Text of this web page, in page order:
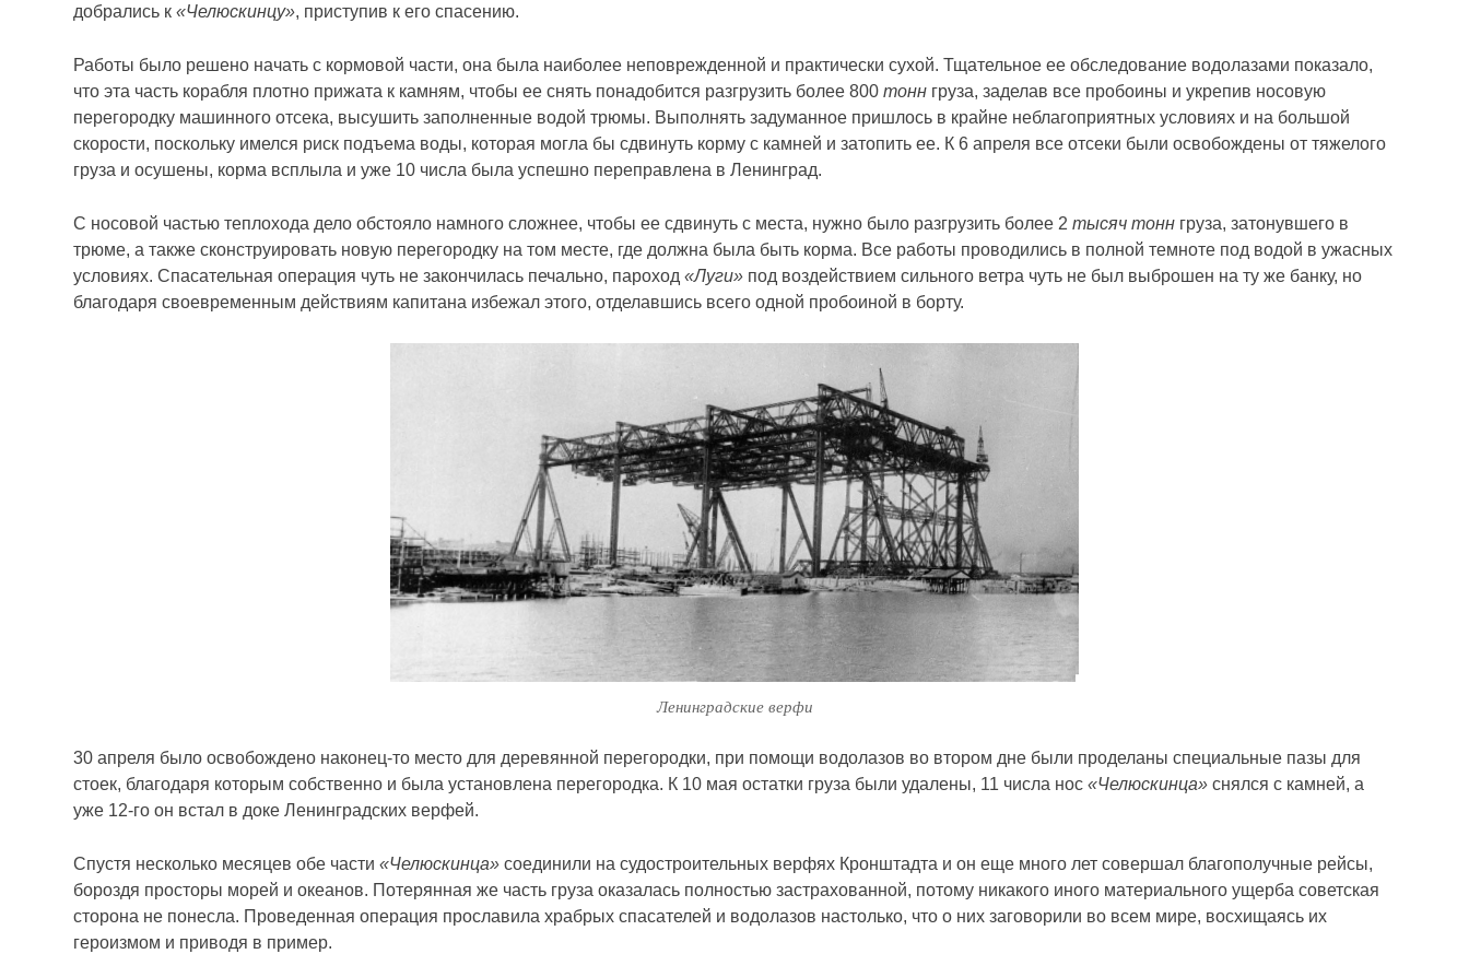
добрались к«Челюскинцу», приступив к его спасению.
Работы было решено начать с кормовой части, она была наиболее неповрежденной и практически сухой. Тщательное ее обследование водолазами показало,
что эта часть корабля плотно прижата к камням, чтобы ее снять понадобится разгрузить более 800тонн груза, заделав все пробоины и укрепив носовую
перегородку машинного отсека, высушить заполненные водой трюмы. Выполнять задуманное пришлось в крайне неблагоприятных условиях и на большой
скорости, поскольку имелся риск подъема воды, которая могла бы сдвинуть корму с камней и затопить ее. К 6 апреля все отсеки были освобождены от тяжелого
груза и осушены, корма всплыла и уже 10 числа была успешно переправлена в Ленинград.
С носовой частью теплохода дело обстояло намного сложнее, чтобы ее сдвинуть с места, нужно было разгрузить более 2тысяч тонн груза, затонувшего в
трюме, а также сконструировать новую перегородку на том месте, где должна была быть корма. Все работы проводились в полной темноте под водой в ужасных
условиях. Спасательная операция чуть не закончилась печально, пароход«Луги» под воздействием сильного ветра чуть не был выброшен на ту же банку, но
благодаря своевременным действиям капитана избежал этого, отделавшись всего одной пробоиной в борту.
Ленинградские верфи
30 апреля было освобождено наконец-то место для деревянной перегородки, при помощи водолазов во втором дне были проделаны специальные пазы для
стоек, благодаря которым собственно и была установлена перегородка. К 10 мая остатки груза были удалены, 11 числа нос«Челюскинца» снялся с камней, а
уже 12-го он встал в доке Ленинградских верфей.
Спустя несколько месяцев обе части«Челюскинца» соединили на судостроительных верфях Кронштадта и он еще много лет совершал благополучные рейсы,
бороздя просторы морей и океанов. Потерянная же часть груза оказалась полностью застрахованной, потому никакого иного материального ущерба советская
сторона не понесла. Проведенная операция прославила храбрых спасателей и водолазов настолько, что о них заговорили во всем мире, восхищаясь их
героизмом и приводя в пример.